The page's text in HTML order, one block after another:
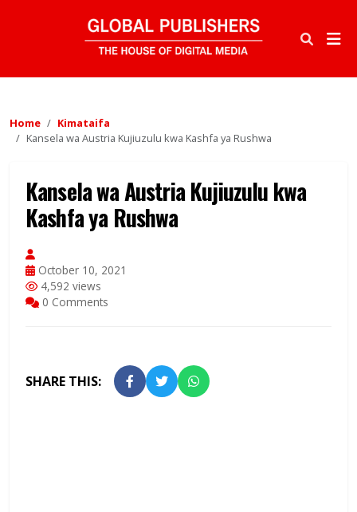
Home
Kimataifa
Kansela wa Austria Kujiuzulu kwa Kashfa ya Rushwa
Kansela wa Austria Kujiuzulu kwa
Kashfa ya Rushwa
October 10, 2021
4,592 views
0 Comments
SHARE THIS: